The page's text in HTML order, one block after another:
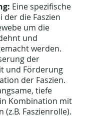
Eine spezifische
der die Faszien
um die
und
werden.
der
und Förderung
der Faszien.
tiefe
Kombination mit
(z.B. Faszienrolle).